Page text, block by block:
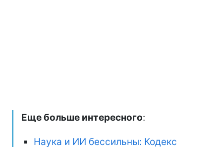
Еще больше интересного:
Наука и ИИ бессильны: Кодекс